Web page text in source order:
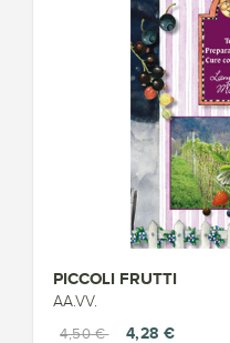
PICCOLI FRUTTI
AA.VV.
4,50 €
4,28 €